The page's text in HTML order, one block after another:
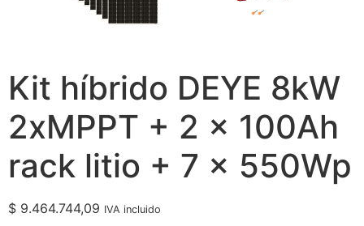
Kit híbrido DEYE 8kW
2xMPPT + 2 x 100Ah
rack litio + 7 x 550Wp
$ 9.464.744,09 IVA incluido